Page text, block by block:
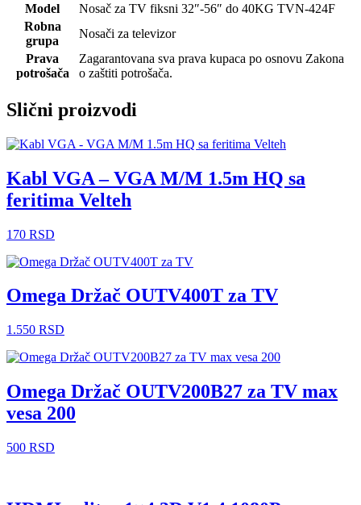
Model
Nosač za TV fiksni 32″-56″ do 40KG TVN-424F
Robna
grupa
Nosači za televizor
Prava
potrošača
Zagarantovana sva prava kupaca po osnovu Zakona
o zaštiti potrošača.
Slični proizvodi
Kabl VGA – VGA M/M 1.5m HQ sa
feritima Velteh
170 RSD
Omega Držač OUTV400T za TV
1.550 RSD
Omega Držač OUTV200B27 za TV max
vesa 200
500 RSD